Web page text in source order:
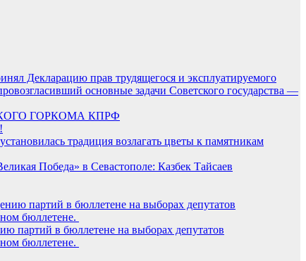
Декларацию прав трудящегося и эксплуатируемого
основные задачи Советского государства —
ГОРКОМА КПРФ
традиция возлагать цветы к памятникам
Победа» в Севастополе: Казбек Тайсаев
партий в бюллетене на выборах депутатов
бюллетене.